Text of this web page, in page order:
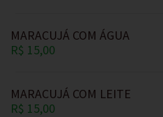
MARACUJÁ COM ÁGUA
R$ 15,00
MARACUJÁ COM LEITE
R$ 15,00